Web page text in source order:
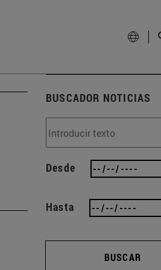
BUSCADOR NOTICIAS
Desde
Hasta
BUSCAR